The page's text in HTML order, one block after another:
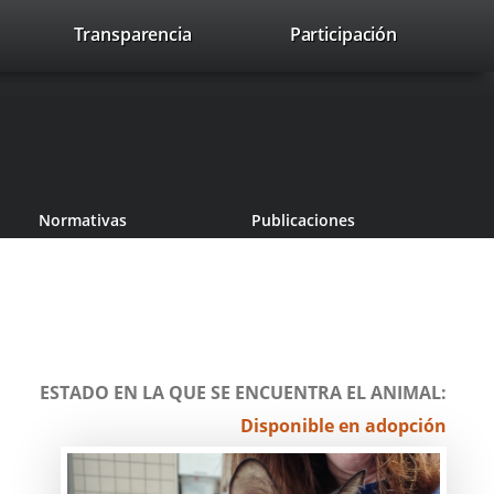
avaHeaderSocial
EnlaceEnlaceEnlaceBuscar
Transparencia Participación
Normativas Publicaciones
ESTADO EN LA QUE SE ENCUENTRA EL ANIMAL
Disponible en adopción